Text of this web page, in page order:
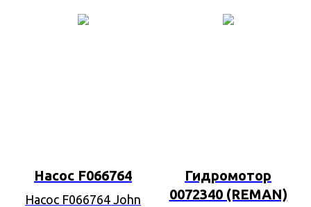
Насос F066764
Насос F066764 John
Гидромотор
0072340 (REMAN)